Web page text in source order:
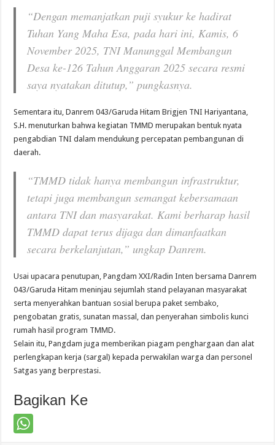
“Dengan memanjatkan puji syukur ke hadirat
Tuhan Yang Maha Esa, pada hari ini, Kamis, 6
November 2025, TNI Manunggal Membangun
Desa ke-126 Tahun Anggaran 2025 secara resmi
saya nyatakan ditutup,” pungkasnya.
Sementara itu, Danrem 043/Garuda Hitam Brigjen TNI Hariyantana,
S.H. menuturkan bahwa kegiatan TMMD merupakan bentuk nyata
pengabdian TNI dalam mendukung percepatan pembangunan di
daerah.
“TMMD tidak hanya membangun infrastruktur,
tetapi juga membangun semangat kebersamaan
antara TNI dan masyarakat. Kami berharap hasil
TMMD dapat terus dijaga dan dimanfaatkan
secara berkelanjutan,” ungkap Danrem.
Usai upacara penutupan, Pangdam XXI/Radin Inten bersama Danrem
043/Garuda Hitam meninjau sejumlah stand pelayanan masyarakat
serta menyerahkan bantuan sosial berupa paket sembako,
pengobatan gratis, sunatan massal, dan penyerahan simbolis kunci
rumah hasil program TMMD.
Selain itu, Pangdam juga memberikan piagam penghargaan dan alat
perlengkapan kerja (sargal) kepada perwakilan warga dan personel
Satgas yang berprestasi.
Bagikan Ke